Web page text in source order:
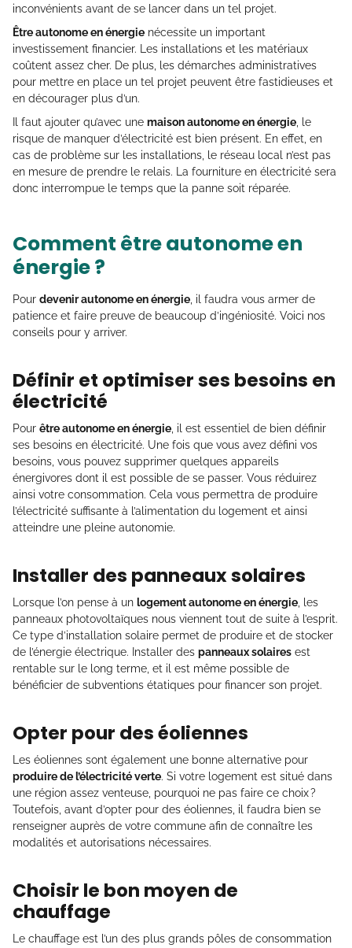
inconvénients avant de se lancer dans un tel projet.
Être autonome en énergie nécessite un important
investissement financier. Les installations et les matériaux
coûtent assez cher. De plus, les démarches administratives
pour mettre en place un tel projet peuvent être fastidieuses et
en décourager plus d’un.
Il faut ajouter qu’avec une maison autonome en énergie, le
risque de manquer d’électricité est bien présent. En effet, en
cas de problème sur les installations, le réseau local n’est pas
en mesure de prendre le relais. La fourniture en électricité sera
donc interrompue le temps que la panne soit réparée.
Comment être autonome en
énergie ?
Pour devenir autonome en énergie, il faudra vous armer de
patience et faire preuve de beaucoup d’ingéniosité. Voici nos
conseils pour y arriver.
Définir et optimiser ses besoins en
électricité
Pour être autonome en énergie, il est essentiel de bien définir
ses besoins en électricité. Une fois que vous avez défini vos
besoins, vous pouvez supprimer quelques appareils
énergivores dont il est possible de se passer. Vous réduirez
ainsi votre consommation. Cela vous permettra de produire
l’électricité suffisante à l’alimentation du logement et ainsi
atteindre une pleine autonomie.
Installer des panneaux solaires
Lorsque l’on pense à un logement autonome en énergie, les
panneaux photovoltaïques nous viennent tout de suite à l’esprit.
Ce type d’installation solaire permet de produire et de stocker
de l’énergie électrique. Installer des panneaux solaires est
rentable sur le long terme, et il est même possible de
bénéficier de subventions étatiques pour financer son projet.
Opter pour des éoliennes
Les éoliennes sont également une bonne alternative pour
produire de l’électricité verte. Si votre logement est situé dans
une région assez venteuse, pourquoi ne pas faire ce choix ?
Toutefois, avant d’opter pour des éoliennes, il faudra bien se
renseigner auprès de votre commune afin de connaître les
modalités et autorisations nécessaires.
Choisir le bon moyen de
chauffage
Le chauffage est l’un des plus grands pôles de consommation